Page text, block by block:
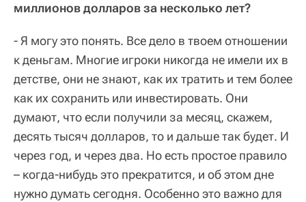
миллионов долларов за несколько лет?
- Я могу это понять. Все дело в твоем отношении
к деньгам. Многие игроки никогда не имели их в
детстве, они не знают, как их тратить и тем более
как их сохранить или инвестировать. Они
думают, что если получили за месяц, скажем,
десять тысяч долларов, то и дальше так будет. И
через год, и через два. Но есть простое правило
– когда-нибудь это прекратится, и об этом дне
нужно думать сегодня. Особенно это важно для